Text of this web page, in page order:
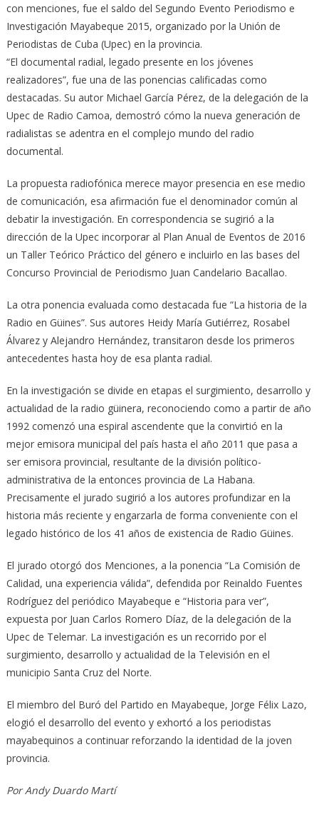
con menciones, fue el saldo del Segundo Evento Periodismo e
Investigación Mayabeque 2015, organizado por la Unión de
Periodistas de Cuba (Upec) en la provincia.
“El documental radial, legado presente en los jóvenes
realizadores”, fue una de las ponencias calificadas como
destacadas. Su autor Michael García Pérez, de la delegación de la
Upec de Radio Camoa, demostró cómo la nueva generación de
radialistas se adentra en el complejo mundo del radio
documental.
La propuesta radiofónica merece mayor presencia en ese medio
de comunicación, esa afirmación fue el denominador común al
debatir la investigación. En correspondencia se sugirió a la
dirección de la Upec incorporar al Plan Anual de Eventos de 2016
un Taller Teórico Práctico del género e incluirlo en las bases del
Concurso Provincial de Periodismo Juan Candelario Bacallao.
La otra ponencia evaluada como destacada fue “La historia de la
Radio en Güines”. Sus autores Heidy María Gutiérrez, Rosabel
Álvarez y Alejandro Hernández, transitaron desde los primeros
antecedentes hasta hoy de esa planta radial.
En la investigación se divide en etapas el surgimiento, desarrollo y
actualidad de la radio güinera, reconociendo como a partir de año
1992 comenzó una espiral ascendente que la convirtió en la
mejor emisora municipal del país hasta el año 2011 que pasa a
ser emisora provincial, resultante de la división político-
administrativa de la entonces provincia de La Habana.
Precisamente el jurado sugirió a los autores profundizar en la
historia más reciente y engarzarla de forma conveniente con el
legado histórico de los 41 años de existencia de Radio Güines.
El jurado otorgó dos Menciones, a la ponencia “La Comisión de
Calidad, una experiencia válida”, defendida por Reinaldo Fuentes
Rodríguez del periódico Mayabeque e “Historia para ver”,
expuesta por Juan Carlos Romero Díaz, de la delegación de la
Upec de Telemar. La investigación es un recorrido por el
surgimiento, desarrollo y actualidad de la Televisión en el
municipio Santa Cruz del Norte.
El miembro del Buró del Partido en Mayabeque, Jorge Félix Lazo,
elogió el desarrollo del evento y exhortó a los periodistas
mayabequinos a continuar reforzando la identidad de la joven
provincia.
Por Andy Duardo Martí